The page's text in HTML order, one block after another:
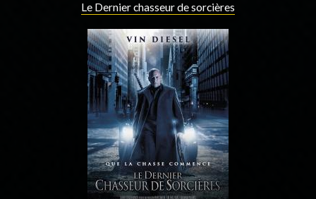
Le Dernier chasseur de sorcières